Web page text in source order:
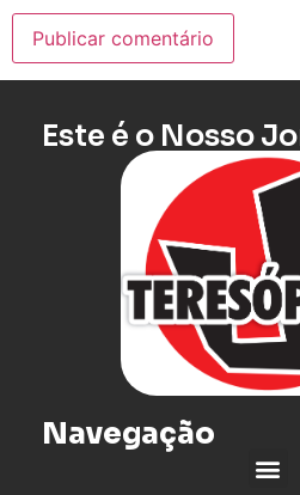
Este é o Nosso
Navegação